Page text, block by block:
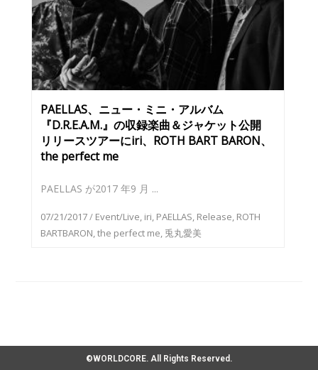
PAELLAS、ニュー・ミニ・アルバム
『D.R.E.A.M.』の収録楽曲＆ジャケット公開
リリースツアーにiri、ROTH BART BARON、
the perfect me
PAELLAS が2017 年9 月 ...
07/21/2017/ Event/Live, iri, PAELLAS, Release, ROTH
BARTBARON,the perfect me, 兎丸愛美
©WORLDCORE. All Rights Reserved.